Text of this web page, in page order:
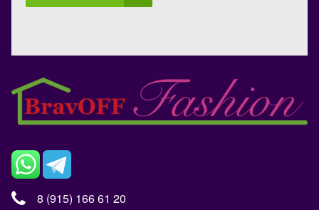
8 (915) 166 61 20